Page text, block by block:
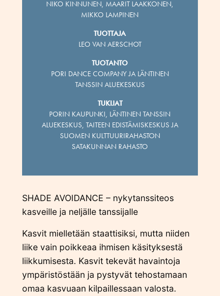
NIKO KINNUNEN, MAARIT LAAKKONEN,
MIKKO LAMPINEN
TUOTTAJA
LEO VAN AERSCHOT
TUOTANTO
PORI DANCE COMPANY JA LÄNTINEN
TANSSIN ALUEKESKUS
TUKIJAT
PORIN KAUPUNKI, LÄNTINEN TANSSIN
ALUEKESKUS, TAITEEN EDISTÄMISKESKUS JA
SUOMEN KULTTUURIRAHASTON
SATAKUNNAN RAHASTO
SHADE AVOIDANCE – nykytanssiteos
kasveille ja neljälle tanssijalle
Kasvit mielletään staattisiksi, mutta niiden
liike vain poikkeaa ihmisen käsityksestä
liikkumisesta. Kasvit tekevät havaintoja
ympäristöstään ja pystyvät tehostamaan
omaa kasvuaan kilpaillessaan valosta.